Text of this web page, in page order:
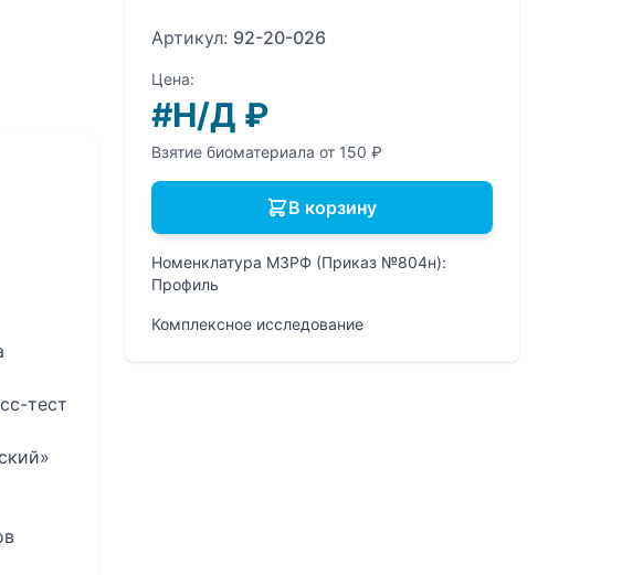
тест
Артикул: 92-20-026
Цена:
#Н/Д ₽
Взятие биоматериала от 150 ₽
В корзину
Номенклатура МЗРФ (Приказ №804н):
Профиль
Комплексное исследование